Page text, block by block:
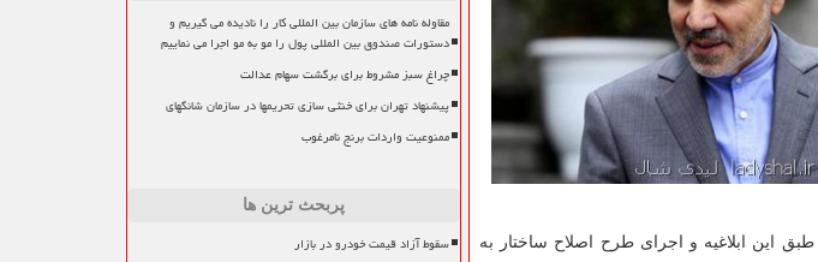
این ابلاغیه و اجرای طرح اصلاح ساختار به
مقاوله نامه های سازمان بین المللی کار را نادیده می گیریم و
دستورات صندوق بین المللی پول را مو به مو اجرا می نماییم
چراغ سبز مشروط برای برگشت سهام عدالت
پیشنهاد تهران برای خنثی سازی تحریمها در سازمان شانگهای
ممنوعیت واردات برنج نامرغوب
پربحث ترین ها
سقوط آزاد قیمت خودرو در بازار